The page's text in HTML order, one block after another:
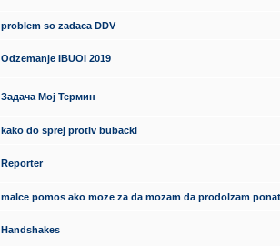
problem so zadaca DDV
Odzemanje IBUOI 2019
Задача Мој Термин
kako do sprej protiv bubacki
Reporter
malce pomos ako moze za da mozam da prodolzam
Handshakes